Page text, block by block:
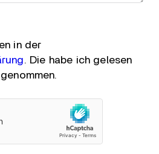
in der
. Die habe ich gelesen